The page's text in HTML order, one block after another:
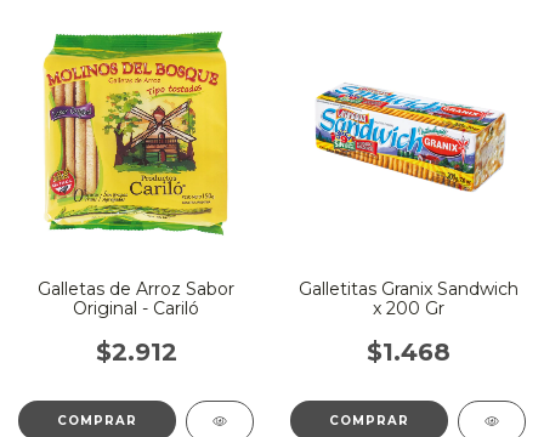
Galletas de Arroz Sabor
Original - Cariló
$2.912
Galletitas Granix Sandwich
x 200 Gr
$1.468